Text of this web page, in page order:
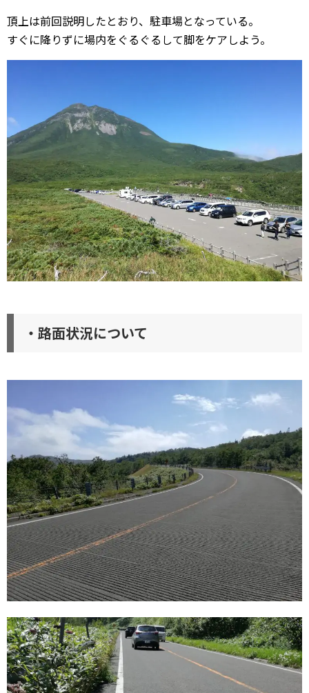
頂上は前回説明したとおり、駐車場となっている。
すぐに降りずに場内をぐるぐるして脚をケアしよう。
・路面状況について